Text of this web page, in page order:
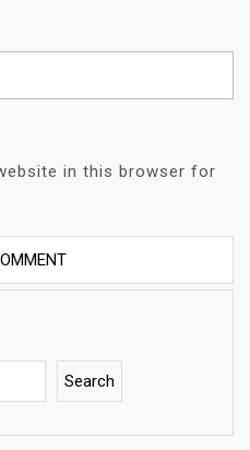
in this browser for
Search